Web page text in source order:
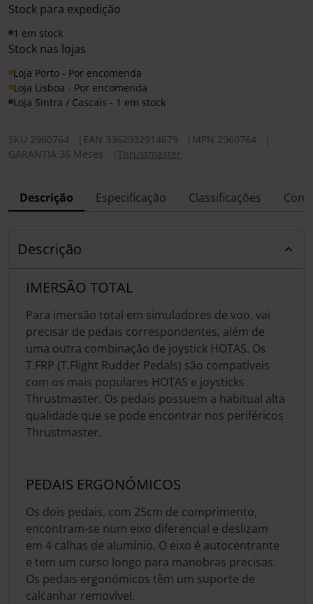
Stock para expedição
1 em stock
Stock nas lojas
Loja Porto - Por encomenda
Loja Lisboa - Por encomenda
Loja Sintra / Cascais - 1 em stock
SKU 2960764 EAN 3362932914679 MPN 2960764
GARANTIA 36 Meses
Thrustmaster
Descrição Especificação Classificações
Descrição
IMERSÃO TOTAL
Para imersão total em simuladores de voo, vai
precisar de pedais correspondentes, além de
uma outra combinação de joystick HOTAS. Os
T.FRP (T.Flight Rudder Pedals) são compatíveis
com os mais populares HOTAS e joysticks
Thrustmaster. Os pedais possuem a habitual alta
qualidade que se pode encontrar nos periféricos
Thrustmaster.
PEDAIS ERGONÓMICOS
Os dois pedais, com 25cm de comprimento,
encontram-se num eixo diferencial e deslizam
em 4 calhas de alumínio. O eixo é autocentrante
e tem um curso longo para manobras precisas.
Os pedais ergonómicos têm um suporte de
calcanhar removível.